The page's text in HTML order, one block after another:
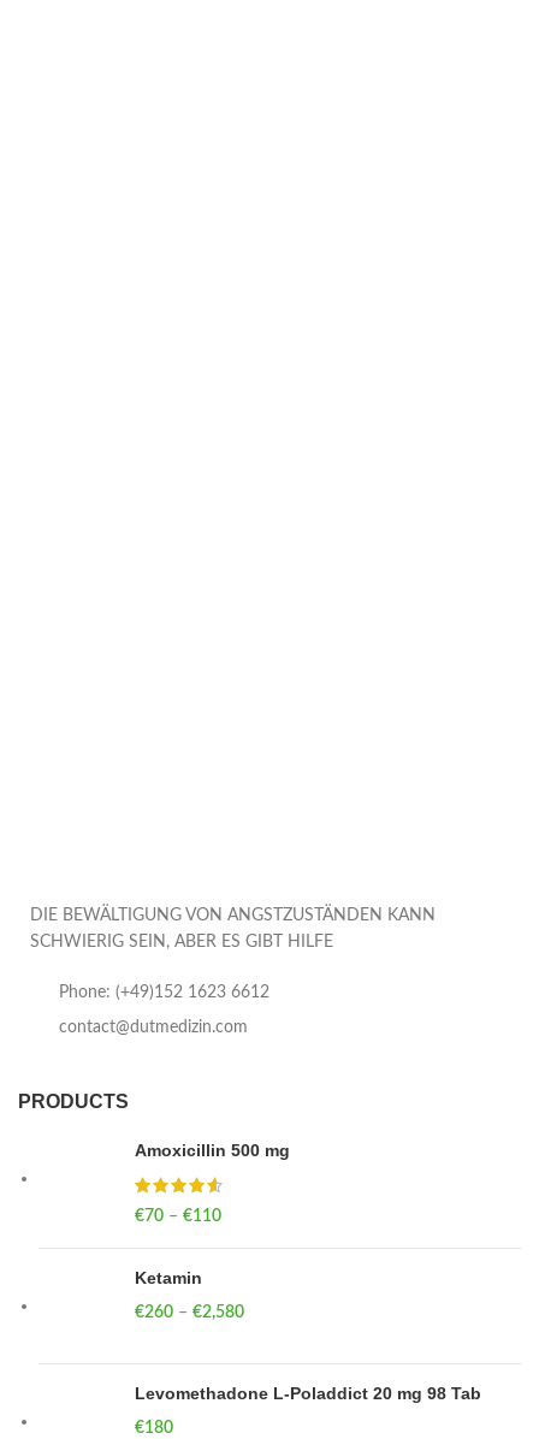
DIE BEWÄLTIGUNG VON ANGSTZUSTÄNDEN KANN
SCHWIERIG SEIN, ABER ES GIBT HILFE
Phone: (+49)152 1623 6612
contact@dutmedizin.com
PRODUCTS
Amoxicillin 500 mg
€70 – €110
Ketamin
€260 – €2,580
Levomethadone L-Poladdict 20 mg 98 Tab
€180